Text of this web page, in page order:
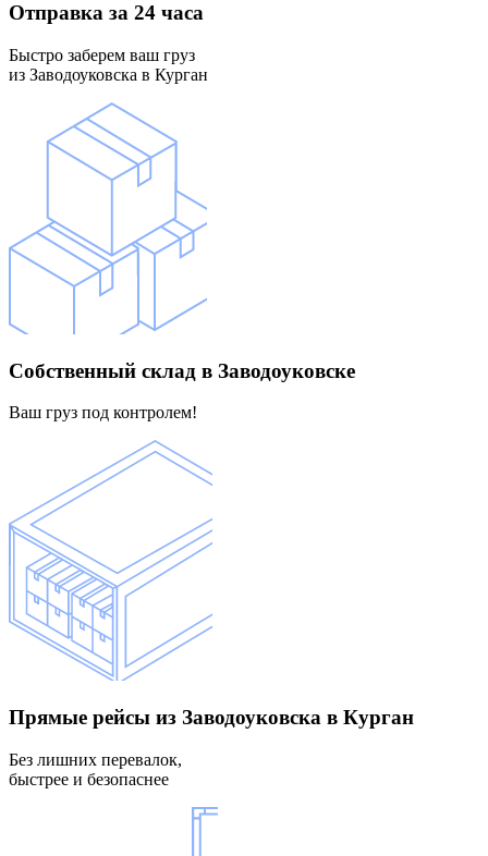
Отправка за 24 часа
Быстро заберем ваш груз
из Заводоуковска в Курган
Собственный склад в Заводоуковске
Ваш груз под контролем!
Прямые рейсы из Заводоуковска в Курган
Без лишних перевалок,
быстрее и безопаснее